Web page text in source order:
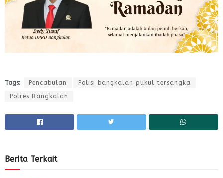
Tags: Pencabulan
Polisi bangkalan pukul tersangka
Polres Bangkalan
Berita Terkait